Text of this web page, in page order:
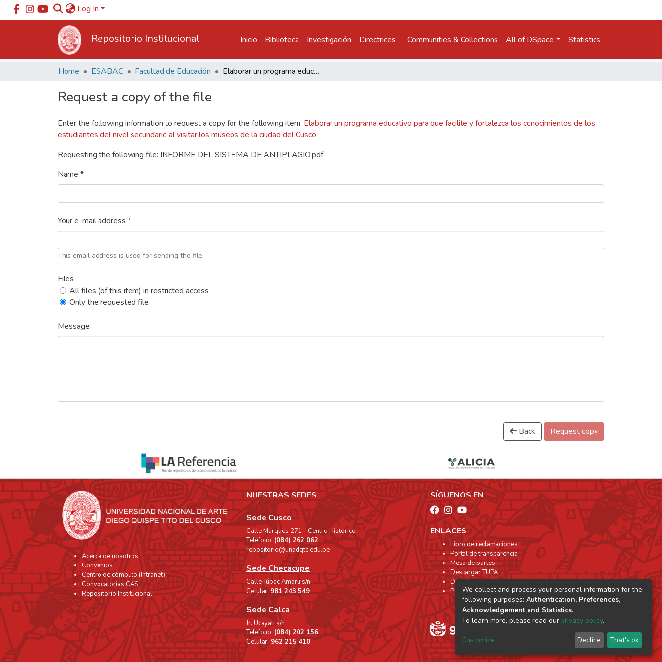
Log In
Repositorio Institucional Inicio Biblioteca Investigación Directrices Communities & Collections All of DSpace Statistics
Home ESABAC Facultad de Educación Elaborar un programa educativo para que facilite y fortalezca los conocimientos de los estudiantes del nivel secundario al visitar los museos de la ciudad del Cusco
Request a copy of the file
Enter the following information to request a copy for the following item: Elaborar un programa educativo para que facilite y fortalezca los conocimientos de los
estudiantes del nivel secundario al visitar los museos de la ciudad del Cusco
Requesting the following file: INFORME DEL SISTEMA DE ANTIPLAGIO.pdf
Name *
Your e-mail address *
This email address is used for sending the file.
Files
All files (of this item) in restricted access
Only the requested file
Message
Back Request copy
Acerca de nosotros
Convenios
Centro de cómputo (Intranet)
Convocatorias CAS
Repositorio Institucional
NUESTRAS SEDES
Sede Cusco
Calle Marqués 271 - Centro Histórico
Teléfono: (084) 262 062
repositorio@unadqtc.edu.pe
Sede Checacupe
Calle Túpac Amaru s/n
Celular:981 243 549
Sede Calca
Jr. Ucayali s/n
Teléfono: (084) 202 156
Celular: 962 215 410
SÍGUENOS EN
ENLACES
Libro de reclamaciones
Portal de transparencia
Mesa de partes
Descargar TUPA
Descargar FUT
Perú Compras
We collect and process your personal information for the
following purposes: Authentication, Preferences,
Acknowledgement and Statistics.
To learn more, please read our privacy policy.
Customize Decline That's ok